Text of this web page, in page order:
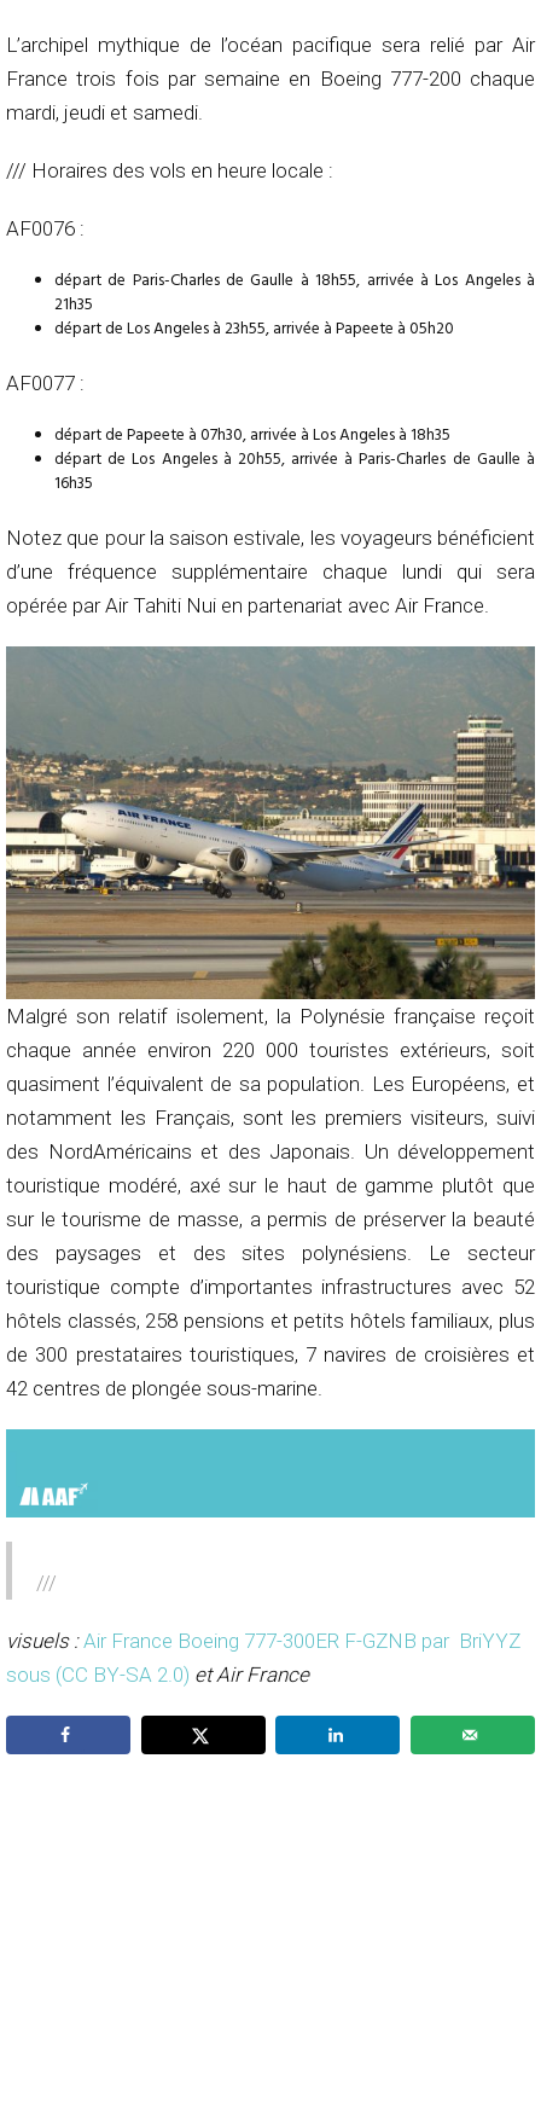
L’archipel mythique de l’océan pacifique sera relié par Air
France trois fois par semaine en Boeing 777-200 chaque
mardi, jeudi et samedi.
/// Horaires des vols en heure locale :
AF0076 :
départ de Paris-Charles de Gaulle à 18h55, arrivée à Los Angeles à
21h35
départ de Los Angeles à 23h55, arrivée à Papeete à 05h20
AF0077 :
départ de Papeete à 07h30, arrivée à Los Angeles à 18h35
départ de Los Angeles à 20h55, arrivée à Paris-Charles de Gaulle à
16h35
Notez que pour la saison estivale, les voyageurs bénéficient
d’une fréquence supplémentaire chaque lundi qui sera
opérée par Air Tahiti Nui en partenariat avec Air France.
Malgré son relatif isolement, la Polynésie française reçoit
chaque année environ 220 000 touristes extérieurs, soit
quasiment l’équivalent de sa population. Les Européens, et
notamment les Français, sont les premiers visiteurs, suivi
des NordAméricains et des Japonais. Un développement
touristique modéré, axé sur le haut de gamme plutôt que
sur le tourisme de masse, a permis de préserver la beauté
des paysages et des sites polynésiens. Le secteur
touristique compte d’importantes infrastructures avec 52
hôtels classés, 258 pensions et petits hôtels familiaux, plus
de 300 prestataires touristiques, 7 navires de croisières et
42 centres de plongée sous-marine.
///
visuels :Air France Boeing 777-300ER F-GZNB par BriYYZ
sous (CC BY-SA 2.0) et Air France